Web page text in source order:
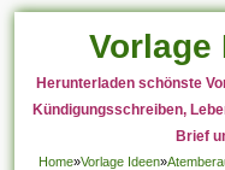
Vorlage
Herunterladen schönste
Kündigungsschreiben,
Brief
Home»Vorlage Ideen»